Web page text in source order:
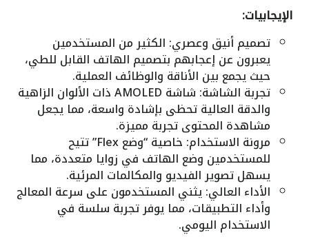
الإيجابيات:
تصميم أنيق وعصري: الكثير من المستخدمين
يعبرون عن إعجابهم بتصميم الهاتف القابل للطي،
حيث يجمع بين الأناقة والوظائف العملية.
تجربة الشاشة: شاشة AMOLED ذات الألوان الزاهية
والدقة العالية تحظى بإشادة واسعة، مما يجعل
مشاهدة المحتوى تجربة مميزة.
مرونة الاستخدام: خاصية “وضع Flex” تتيح
للمستخدمين وضع الهاتف في زوايا متعددة، مما
يسهل تصوير الفيديو والمكالمات المرئية.
الأداء العالي: يثني المستخدمون على سرعة المعالج
وأداء التطبيقات، مما يوفر تجربة سلسة في
الاستخدام اليومي.